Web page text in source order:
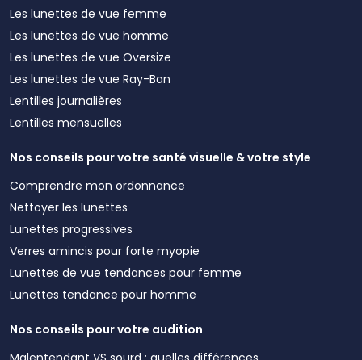
Les lunettes de vue femme
Les lunettes de vue homme
Les lunettes de vue Oversize
Les lunettes de vue Ray-Ban
Lentilles journalières
Lentilles mensuelles
Nos conseils pour votre santé visuelle & votre style
Comprendre mon ordonnance
Nettoyer les lunettes
Lunettes progressives
Verres amincis pour forte myopie
Lunettes de vue tendances pour femme
Lunettes tendance pour homme
Nos conseils pour votre audition